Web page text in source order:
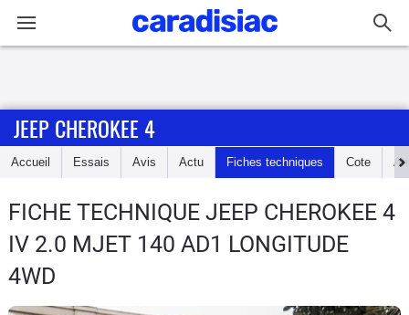
Accueil
Essais
Guide
d'achat
JEEP CHEROKEE 4
Accueil Essais Avis Actu Fiches techniques Cote
FICHE TECHNIQUE JEEP CHEROKEE 4
IV 2.0 MJET 140 AD1 LONGITUDE
4WD